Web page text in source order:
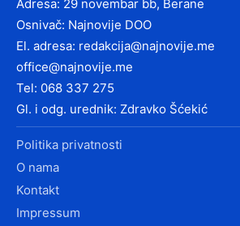
Adresa: 29 novembar bb, Berane
Osnivač: Najnovije DOO
El. adresa: redakcija@najnovije.me
office@najnovije.me
Tel: 068 337 275
Gl. i odg. urednik: Zdravko Šćekić
Politika privatnosti
O nama
Kontakt
Impressum